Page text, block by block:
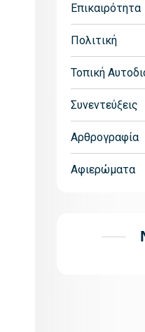
Επικαιρότητα
Πολιτική
Τοπική
Συνεντεύξεις
Αρθρογραφία
Αφιερώματα